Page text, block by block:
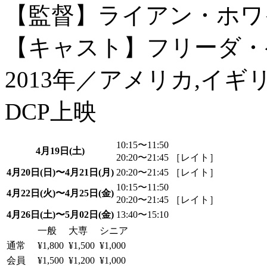
【監督】ライアン・ホ
【キャスト】フリーダ
2013年／アメリカ,イギ
DCP上映
4月19日(土)
10:15〜11:50
20:20〜21:45 ［レイト］
4月20日(日)〜4月21日(月) 20:20〜21:45 ［レイト］
4月22日(火)〜4月25日(金)
10:15〜11:50
20:20〜21:45 ［レイト］
4月26日(土)〜5月02日(金) 13:40〜15:10
一般
大専
シニア
通常
¥1,800 ¥1,500 ¥1,000
会員
¥1,500 ¥1,200 ¥1,000